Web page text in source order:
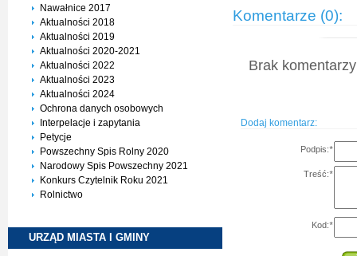
Nawałnice 2017
Aktualności 2018
Aktualności 2019
Aktualności 2020-2021
Aktualności 2022
Aktualności 2023
Aktualności 2024
Ochrona danych osobowych
Interpelacje i zapytania
Petycje
Powszechny Spis Rolny 2020
Narodowy Spis Powszechny 2021
Konkurs Czytelnik Roku 2021
Rolnictwo
URZĄD MIASTA I GMINY
Komentarze (0):
Brak
Dodaj komentarz:
Podpis:*
Treść:*
Kod:*